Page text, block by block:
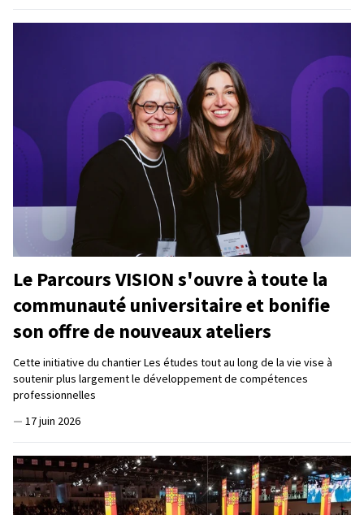
Le Parcours VISION s'ouvre à toute la
communauté universitaire et bonifie
son offre de nouveaux ateliers
Cette initiative du chantier Les études tout au long de la vie vise à
soutenir plus largement le développement de compétences
professionnelles
— 17 juin 2026